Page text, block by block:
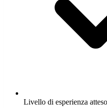
Livello di esperienza atteso